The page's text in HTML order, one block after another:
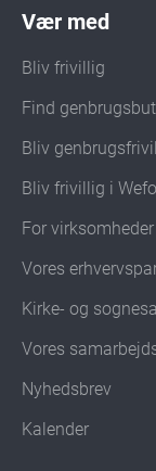
Vær med
Bliv frivillig
Find
Bliv
Bliv frivillig i
For virksomheder
Vores
Kirke- og
Vores
Nyhedsbrev
Kalender